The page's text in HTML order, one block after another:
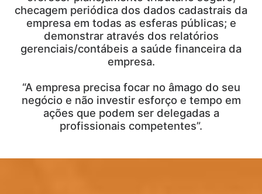
checagem periódica dos dados cadastrais da
empresa em todas as esferas públicas; e
demonstrar através dos relatórios
gerenciais/contábeis a saúde financeira da
empresa.
“A empresa precisa focar no âmago do seu
negócio e não investir esforço e tempo em
ações que podem ser delegadas a
profissionais competentes”.